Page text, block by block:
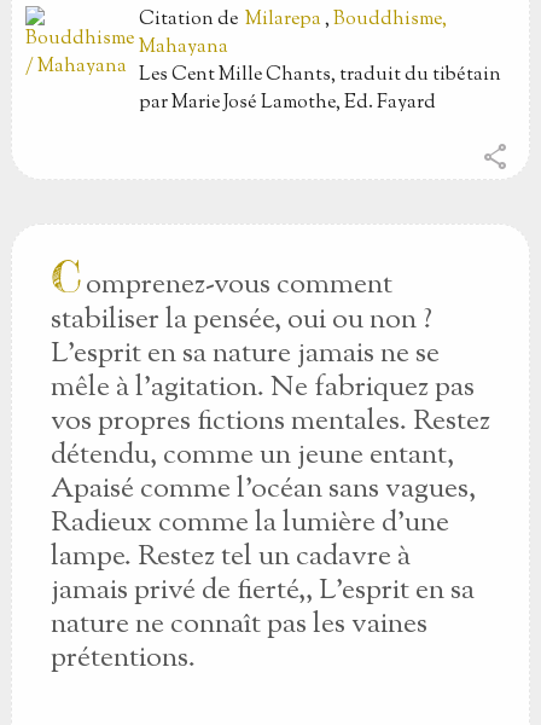
Citationde Milarepa,Bouddhisme,
Mahayana
Les Cent Mille Chants, traduit du tibétain
par Marie José Lamothe, Ed. Fayard
share
Comprenez-vous comment
stabiliser la pensée, oui ou non ?
L’esprit en sa nature jamais ne se
mêle à l’agitation. Ne fabriquez pas
vos propres fictions mentales. Restez
détendu, comme un jeune entant,
Apaisé comme l’océan sans vagues,
Radieux comme la lumière d’une
lampe. Restez tel un cadavre à
jamais privé de fierté,, L’esprit en sa
nature ne connaît pas les vaines
prétentions.